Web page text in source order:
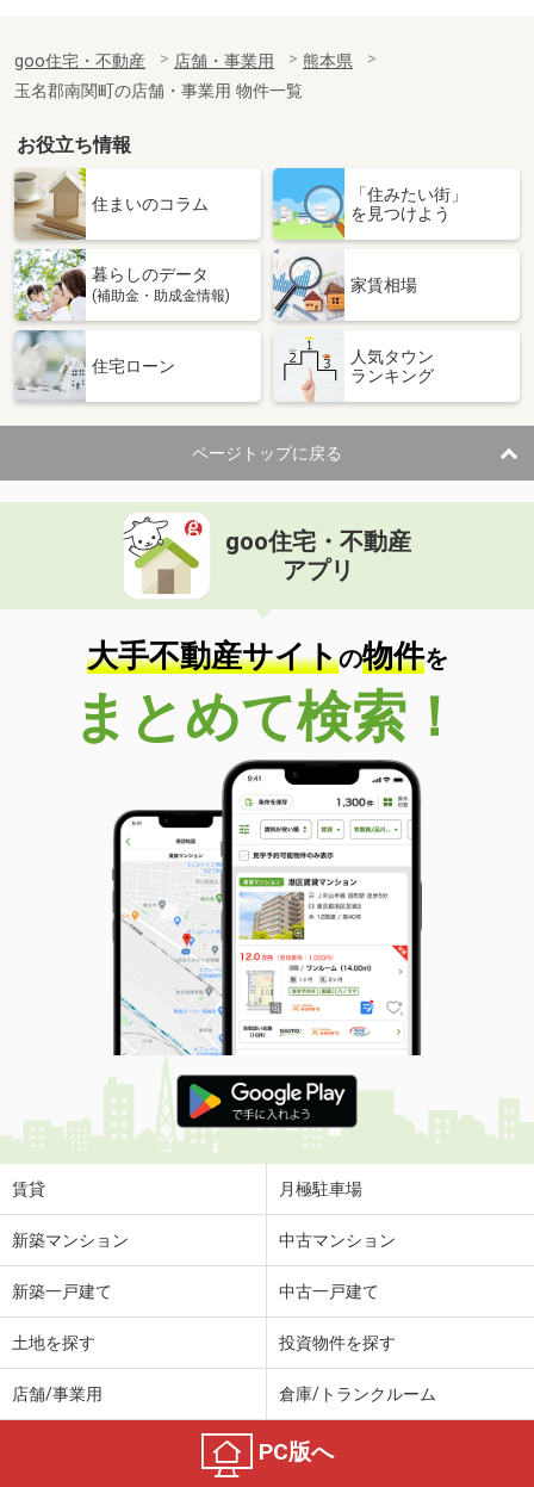
goo住宅・不動産 店舗・事業用
熊本県
玉名郡南関町の店舗・事業用 物件一覧
お役立ち情報
住まいのコラム
「住みたい街」
を見つけよう
暮らしのデータ
(補助金・助成金情報)
家賃相場
住宅ローン
人気タウン
ランキング
ページトップに戻る
goo住宅・不動産
アプリ
大手不動産サイトの物件を
まとめて検索！
賃貸 月極駐車場
新築マンション 中古マンション
新築一戸建て 中古一戸建て
土地を探す 投資物件を探す
店舗/事業用 倉庫/トランクルーム
PC版へ